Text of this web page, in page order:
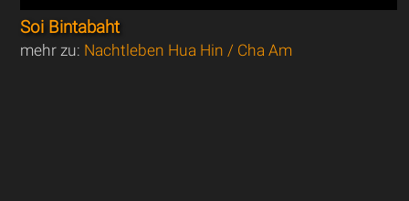
Soi Bintabaht
mehr zu: Nachtleben Hua Hin / Cha Am